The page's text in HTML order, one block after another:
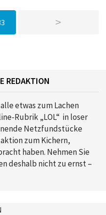
>
REDAKTION
etwas zum Lachen
Rubrik „LOL“ in loser
Netzfundstücke
zum Kichern,
haben. Nehmen Sie
deshalb nicht zu ernst –